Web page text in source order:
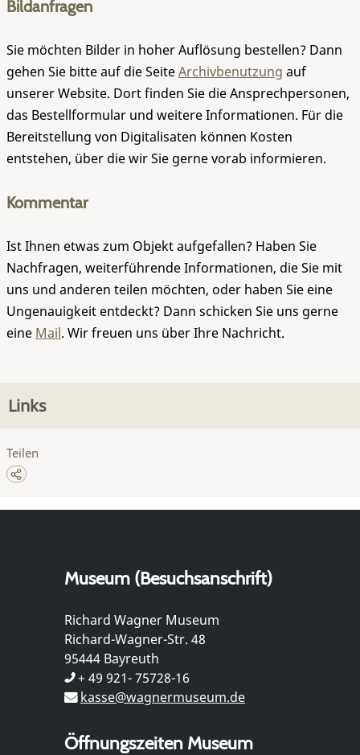
Bildanfragen
Sie möchten Bilder in hoher Auflösung bestellen? Dann
gehen Sie bitte auf die SeiteArchivbenutzung auf
unserer Website. Dort finden Sie die Ansprechpersonen,
das Bestellformular und weitere Informationen. Für die
Bereitstellung von Digitalisaten können Kosten
entstehen, über die wir Sie gerne vorab informieren.
Kommentar
Ist Ihnen etwas zum Objekt aufgefallen? Haben Sie
Nachfragen, weiterführende Informationen, die Sie mit
uns und anderen teilen möchten, oder haben Sie eine
Ungenauigkeit entdeckt? Dann schicken Sie uns gerne
eine Mail. Wir freuen uns über Ihre Nachricht.
Links
Teilen
Museum (Besuchsanschrift)
Richard Wagner Museum
Richard-Wagner-Str. 48
95444 Bayreuth
+ 49 921- 75728-16
kasse@wagnermuseum.de
Öffnungszeiten Museum